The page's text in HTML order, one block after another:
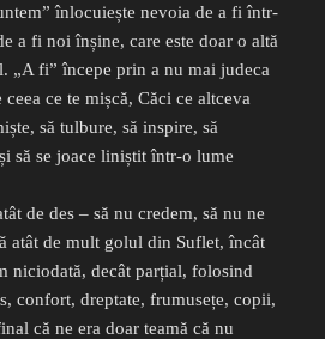
înlocuiește nevoia de a fi într-
a fi noi înșine, care este doar o altă
„A fi” începe prin a nu mai judeca
ce te mișcă, Căci ce altceva
să tulbure, să inspire, să
să se joace liniștit într-o lume
de des – să nu credem, să nu ne
atât de mult golul din Suflet, încât
niciodată, decât parțial, folosind
confort, dreptate, frumusețe, copii,
că ne era doar teamă că nu